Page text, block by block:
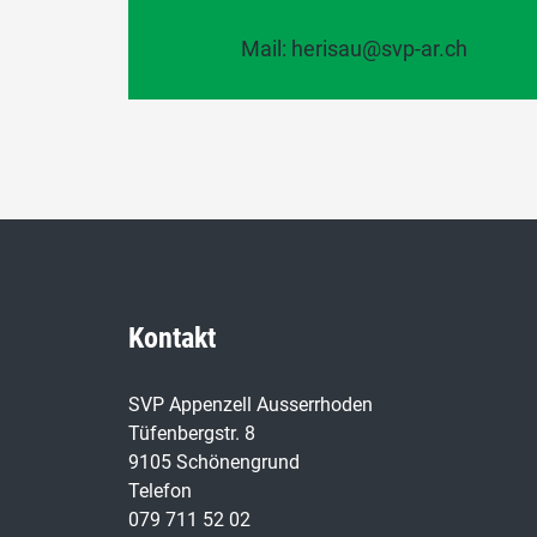
Mail: herisau@svp-ar.ch
Kontakt
SVP Appenzell Ausserrhoden
Tüfenbergstr. 8
9105 Schönengrund
Telefon
079 711 52 02